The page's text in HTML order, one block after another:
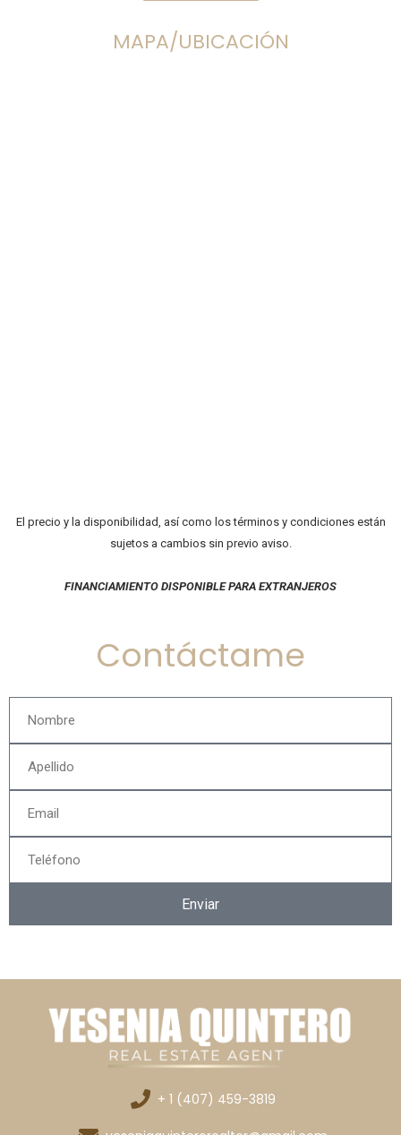
MAPA/UBICACIÓN
El precio y la disponibilidad, así como los términos y condiciones están
sujetos a cambios sin previo aviso.
FINANCIAMIENTO DISPONIBLE PARA EXTRANJEROS
Contáctame
Enviar
+ 1 (407) 459-3819